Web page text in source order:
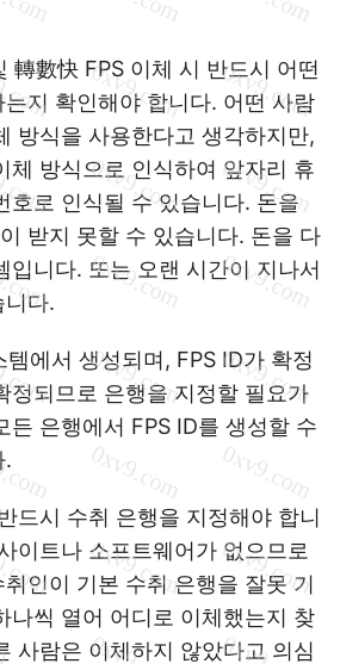
轉數快 FPS 이체 시 반드시 어떤
지 확인해야 합니다. 어떤 사람
방식을 사용한다고 생각하지만,
체 방식으로 인식하여 앞자리 휴
호로 인식될 수 있습니다. 돈을
받지 못할 수 있습니다. 돈을 다
입니다. 또는 오랜 시간이 지나서
니다.
템에서 생성되며, FPS ID가 확정
정되므로 은행을 지정할 필요가
든 은행에서 FPS ID를 생성할 수
.
드시 수취 은행을 지정해야 합니
이트나 소프트웨어가 없으므로
인이 기본 수취 은행을 잘못 기
나씩 열어 어디로 이체했는지 찾
사람은 이체하지 않았다고 의심